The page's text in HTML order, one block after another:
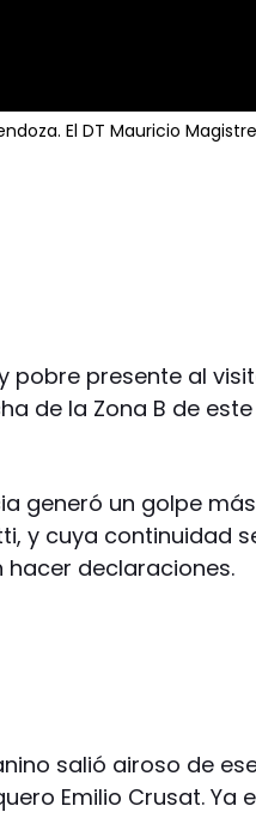
El DT Mauricio
pobre presente al
de la Zona B de este
generó un golpe más
y cuya continuidad
hacer declaraciones.
salió airoso de
Emilio Crusat. Ya